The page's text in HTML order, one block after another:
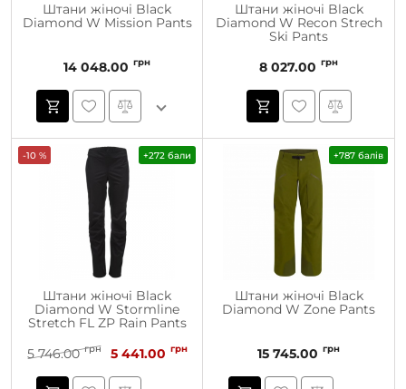
Штани жіночі Black
Diamond W Mission Pants
14 048.00 грн
Штани жіночі Black
Diamond W Recon Strech
Ski Pants
8 027.00 грн
-10 % +272 бали
Штани жіночі Black
Diamond W Stormline
Stretch FL ZP Rain Pants
5 746.00 грн 5 441.00 грн
+787 балів
Штани жіночі Black
Diamond W Zone Pants
15 745.00 грн